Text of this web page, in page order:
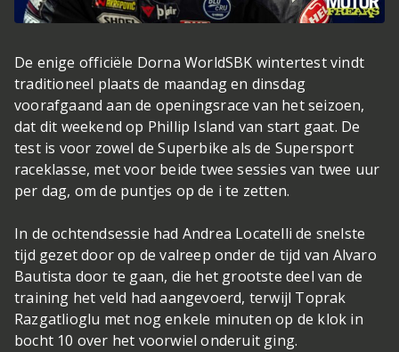
De enige officiële Dorna WorldSBK wintertest vindt
traditioneel plaats de maandag en dinsdag
voorafgaand aan de openingsrace van het seizoen,
dat dit weekend op Phillip Island van start gaat. De
test is voor zowel de Superbike als de Supersport
raceklasse, met voor beide twee sessies van twee uur
per dag, om de puntjes op de i te zetten.
In de ochtendsessie had Andrea Locatelli de snelste
tijd gezet door op de valreep onder de tijd van Alvaro
Bautista door te gaan, die het grootste deel van de
training het veld had aangevoerd, terwijl Toprak
Razgatlioglu met nog enkele minuten op de klok in
bocht 10 over het voorwiel onderuit ging.